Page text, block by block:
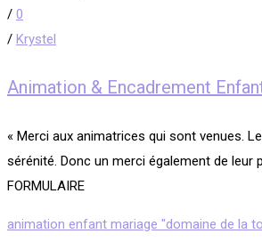
/ 0
/ Krystel
Animation & Encadrement
« Merci aux animatrices qui sont venues.
sérénité. Donc un merci également de leur
FORMULAIRE
animation enfant mariage "domaine de la